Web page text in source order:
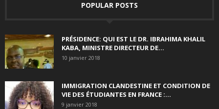
POPULAR POSTS
PRÉSIDENCE: QUI EST LE DR. IBRAHIMA KHALIL
KABA, MINISTRE DIRECTEUR DE...
10 janvier 2018
IMMIGRATION CLANDESTINE ET CONDITION DE
VIE DES ÉTUDIANTES EN FRANCE :...
9 janvier 2018